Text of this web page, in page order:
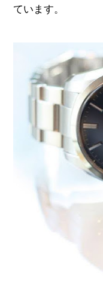
ています。